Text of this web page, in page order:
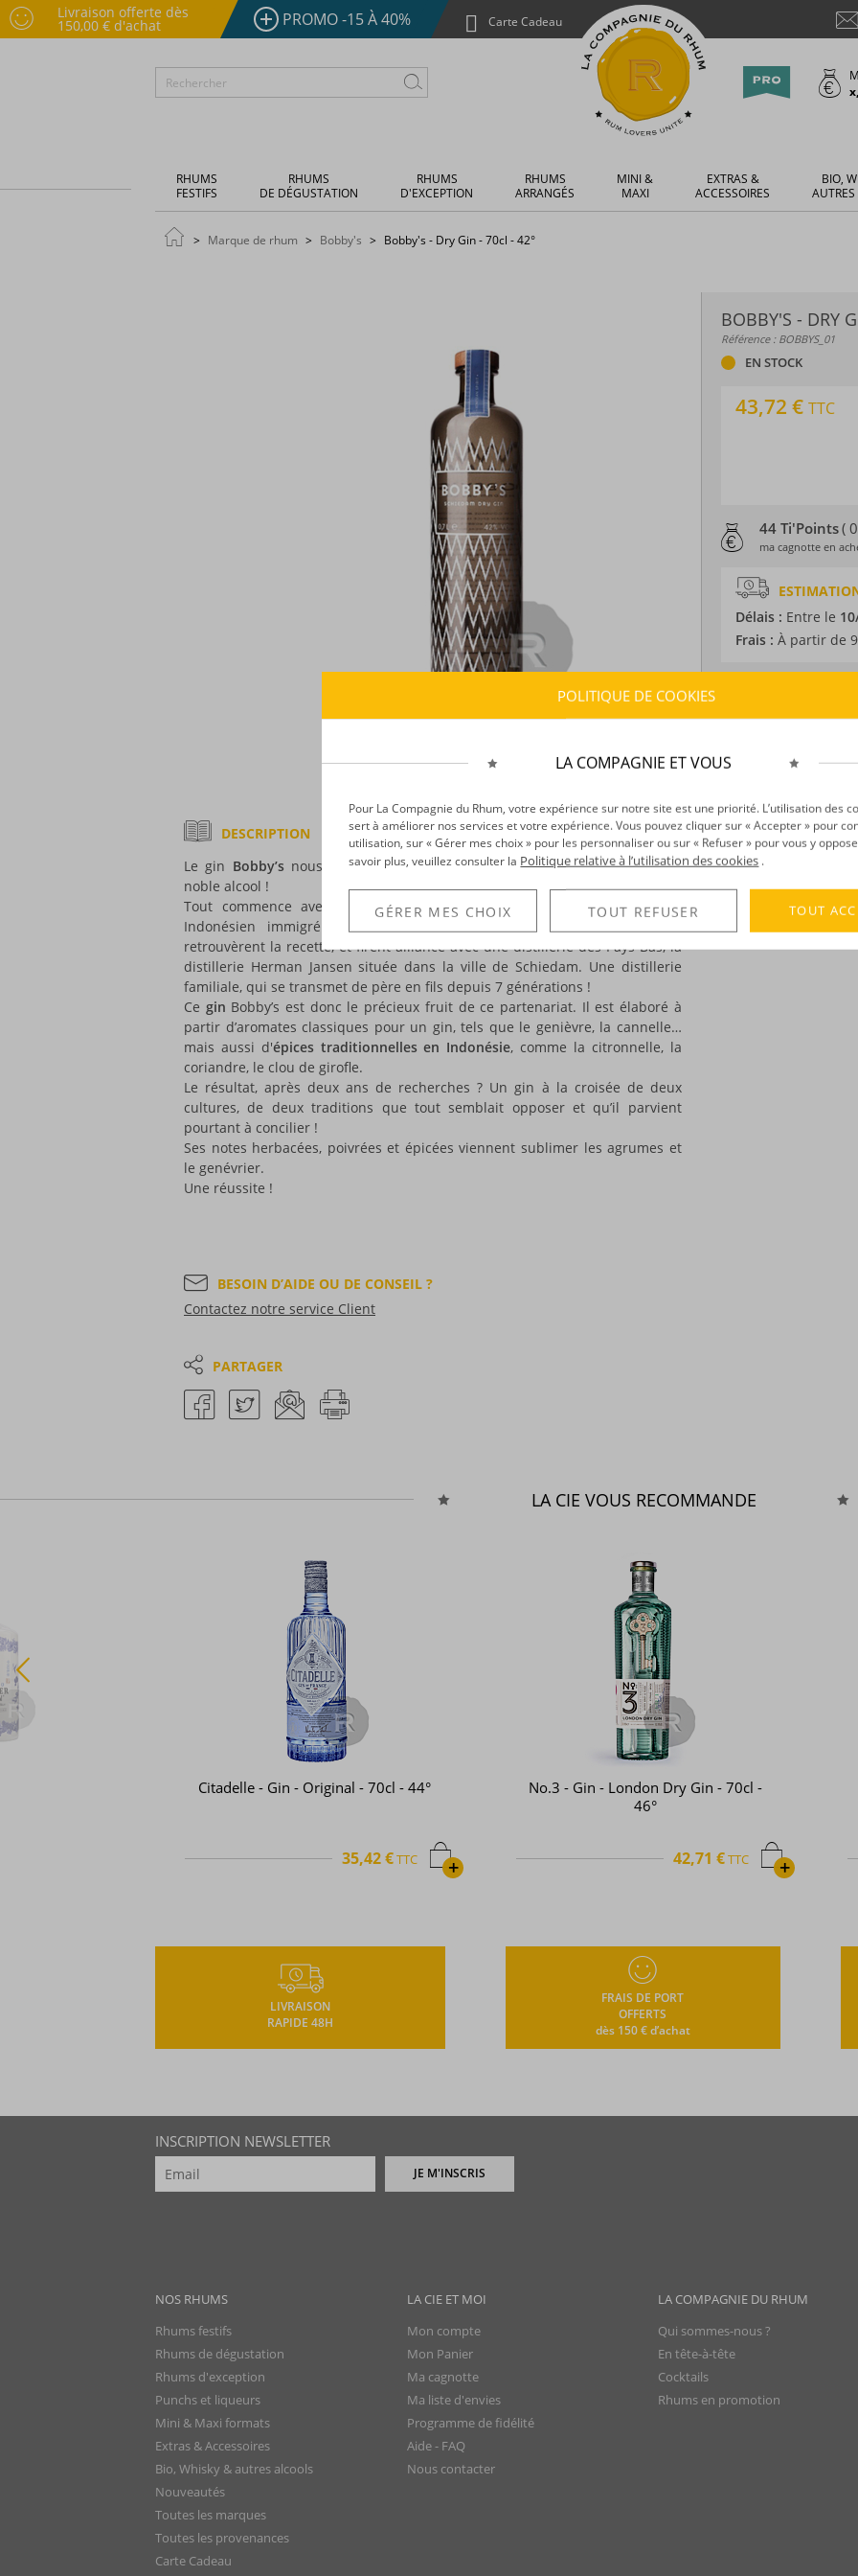
Livraison offerte dès
150,00 € d'achat PROMO -15 À 40% Carte Cadeau
RHUMS
FESTIFS
RHUMS
DE DÉGUSTATION
RHUMS
D'EXCEPTION
RHUMS
ARRANGÉS
MINI &
MAXI
EXTRAS &
ACCESSOIRES
BIO,
Marque de rhum Bobby's Bobby's - Dry Gin - 70cl - 42°
BOBBY'S - DRY
Référence : BOBBYS_01
EN STOCK
43,72 € TTC
44 Ti'Points(
ma cagnotte en
Délais : Entre le
Frais : À partir de
Type d’alcool :Gin
Volume :70CL
DÉCOUVERTE
Voir tous les
DESCRIPTION
Le gin Bobby’s nous fait voyager aux Pays-Bas, berceau historique de ce
noble alcool !
Tout commence avec une recette originale inventée par Bobby Alfons,
Indonésien immigré aux Pays-Bas. Ses petits-fils Sebastian et David
retrouvèrent la recette, et firent alliance avec une distillerie des Pays-Bas, la
distillerie Herman Jansen située dans la ville de Schiedam. Une distillerie
familiale, qui se transmet de père en fils depuis 7 générations !
Ce gin Bobby’s est donc le précieux fruit de ce partenariat. Il est élaboré à
partir d’aromates classiques pour un gin, tels que le genièvre, la cannelle…
mais aussi d'épices traditionnelles en Indonésie, comme la citronnelle, la
coriandre, le clou de girofle.
Le résultat, après deux ans de recherches ? Un gin à la croisée de deux
cultures, de deux traditions que tout semblait opposer et qu’il parvient
pourtant à concilier !
Ses notes herbacées, poivrées et épicées viennent sublimer les agrumes et
le genévrier.
Une réussite !
BESOIN D’AIDE OU DE CONSEIL ?
Contactez notre service Client
PARTAGER
LA CIE VOUS RECOMMANDE
No.3 - Gin - London Dry Gin - 70cl -
+
42,71 €TTC
Saigon Baigur - Gin - Premium Dry
Gin - 70cl - 43°
+
54,06 €TTC
LIVRAISON
RAPIDE 48H
FRAIS DE PORT
OFFERTS
dès 150 € d’achat
INSCRIPTION NEWSLETTER
JE M'INSCRIS
NOS RHUMS
Rhums festifs
Rhums de dégustation
Rhums d'exception
Punchs et liqueurs
Mini & Maxi formats
Extras & Accessoires
Bio, Whisky & autres alcools
Nouveautés
Toutes les marques
Toutes les provenances
Carte Cadeau
LA COMPAGNIE DU RHUM
Qui sommes-nous ?
En tête-à-tête
Cocktails
Rhums en promotion
LA CIE ET MOI
Mon compte
Mon Panier
Ma cagnotte
Ma liste d'envies
Programme de fidélité
Aide - FAQ
Nous contacter
POLITIQUE DE COOKIES
LA COMPAGNIE ET VOUS
Pour La Compagnie du Rhum, votre expérience sur notre site est une priorité. L’utilisation des
sert à améliorer nos services et votre expérience. Vous pouvez cliquer sur « Accepter » pour
utilisation, sur « Gérer mes choix » pour les personnaliser ou sur « Refuser » pour vous y
savoir plus, veuillez consulter la Politique relative à l’utilisation des cookies .
GÉRER MES CHOIX TOUT REFUSER TOUT